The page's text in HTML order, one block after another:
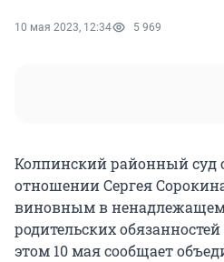
10 мая 2023, 12:34 5 969
Колпинский районный суд
отношении Сергея
виновным в
родительских
этом 10 мая сообщает